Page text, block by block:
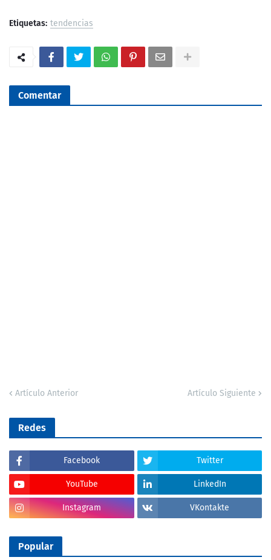
Etiquetas: tendencias
Comentar
Artículo Anterior Artículo Siguiente
Redes
Facebook Twitter
YouTube LinkedIn
Instagram VKontakte
Popular